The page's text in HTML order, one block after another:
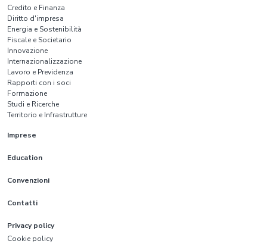
Credito e Finanza
Diritto d'impresa
Energia e Sostenibilità
Fiscale e Societario
Innovazione
Internazionalizzazione
Lavoro e Previdenza
Rapporti con i soci
Formazione
Studi e Ricerche
Territorio e Infrastrutture
Imprese
Education
Convenzioni
Contatti
Privacy policy
Cookie policy